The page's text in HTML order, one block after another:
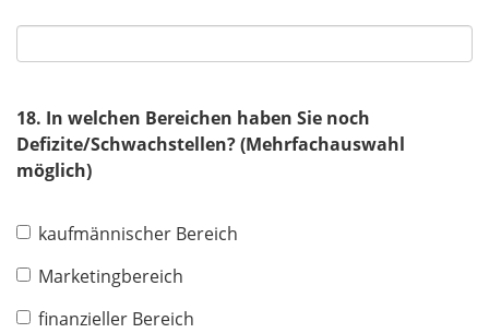
18. In welchen Bereichen haben Sie noch
Defizite/Schwachstellen? (Mehrfachauswahl
möglich)
kaufmännischer Bereich
Marketingbereich
finanzieller Bereich